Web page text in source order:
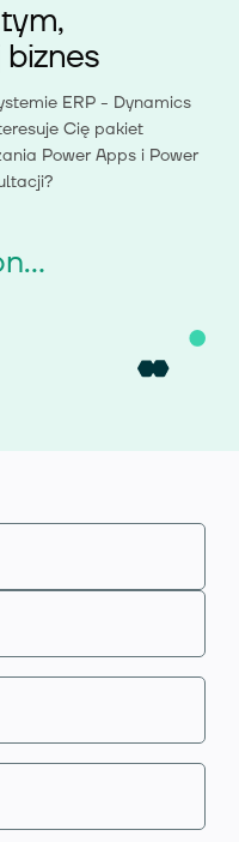
ERP - Dynamics
Cię pakiet
Power Apps i Power